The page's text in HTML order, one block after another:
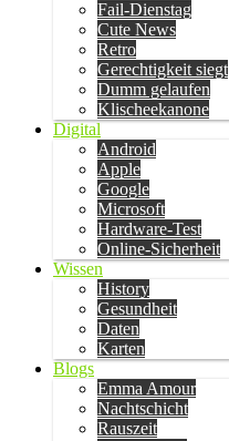
Fail-Dienstag
Cute News
Retro
Gerechtigkeit siegt
Dumm gelaufen
Klischeekanone
Digital
Android
Apple
Google
Microsoft
Hardware-Test
Online-Sicherheit
Wissen
History
Gesundheit
Daten
Karten
Blogs
Emma Amour
Nachtschicht
Rauszeit